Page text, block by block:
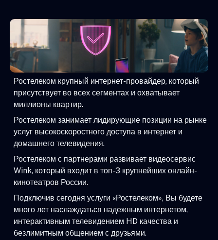
Ростелеком крупный интернет-провайдер, который
присутствует во всех сегментах и охватывает
миллионы квартир.
Ростелеком занимает лидирующие позиции на рынке
услуг высокоскоростного доступа в интернет и
домашнего телевидения.
Ростелеком с партнерами развивает видеосервис
Wink, который входит в топ-3 крупнейших онлайн-
кинотеатров России.
Подключив сегодня услуги «Ростелеком», Вы будете
много лет наслаждаться надежным интернетом,
интерактивным телевидением HD качества и
безлимитным общением с друзьями.